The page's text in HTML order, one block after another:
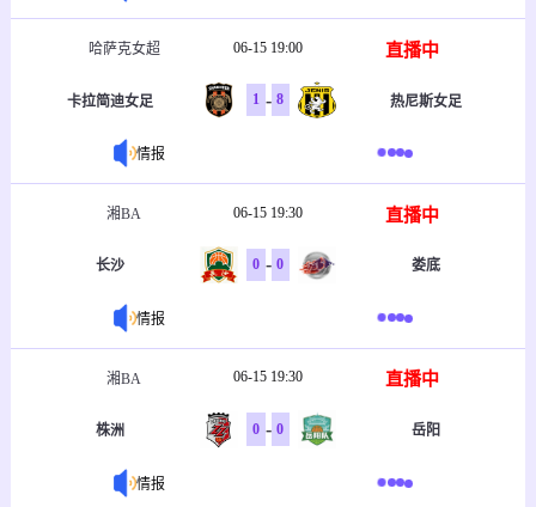
哈萨克女超 06-15 19:00 直播中
卡拉简迪女足 1 - 8 热尼斯女足
情报
湘BA 06-15 19:30 直播中
长沙 0 - 0 娄底
情报
湘BA 06-15 19:30 直播中
株洲 0 - 0 岳阳
情报